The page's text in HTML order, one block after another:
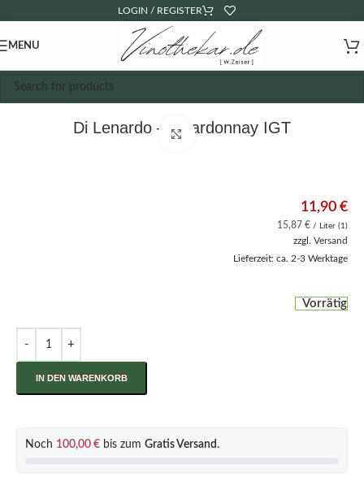
LOGIN / REGISTER
MENU
Di Lenardo – Chardonnay IGT
Click to enlarge
11,90 €
15,87 € / Liter (1)
zzgl. Versand
Lieferzeit: ca. 2-3 Werktage
Vorrätig
IN DEN WARENKORB
Noch 100,00 € bis zum Gratis Versand .